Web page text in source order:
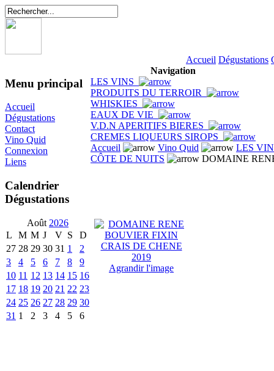
Accueil Dégustations
Menu principal
Accueil
Dégustations
Contact
Vino Quid
Connexion
Liens
Calendrier
Dégustations
Août 2026
L
M M J V S
D
27 28 29 30 31 1
2
3
4 5 6 7 8
9
10 11 12 13 14 15 16
17 18 19 20 21 22 23
24 25 26 27 28 29 30
31 1 2 3 4 5 6
Navigation
LES VINS
PRODUITS DU TERROIR
WHISKIES
EAUX DE VIE
V.D.N APERITIFS BIERES
CREMES LIQUEURS SIROPS
Accueil
Vino Quid
LES
CÔTE DE NUITS
DOMAINE
Agrandir l'image